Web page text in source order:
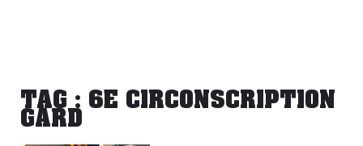
TAG : 6E CIRCONSCRIPTION
GARD